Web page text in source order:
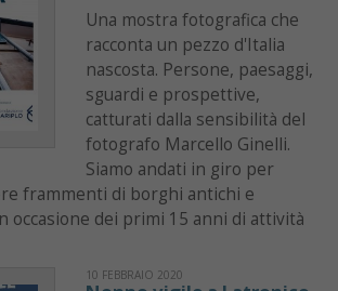
Una mostra fotografica che
racconta un pezzo d'Italia
nascosta. Persone, paesaggi,
sguardi e prospettive,
catturati dalla sensibilità del
fotografo Marcello Ginelli.
Siamo andati in giro per
frammenti di borghi antichi e
occasione dei primi 15 anni di attività
10 FEBBRAIO 2020